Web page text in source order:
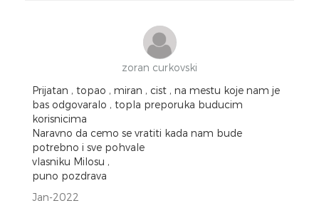
zoran curkovski
Prijatan , topao , miran , cist , na mestu koje nam je
bas odgovaralo , topla preporuka buducim
korisnicima
Naravno da cemo se vratiti kada nam bude
potrebno i sve pohvale
vlasniku Milosu ,
puno pozdrava
Jan-2022